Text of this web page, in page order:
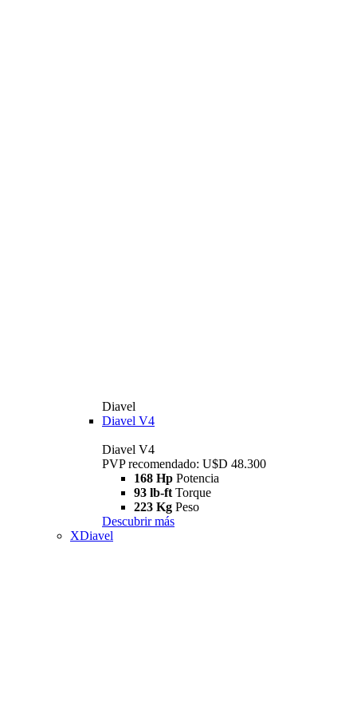
Diavel
Diavel V4
Diavel V4
PVP recomendado: U$D 48.300
168 Hp Potencia
93 lb-ft Torque
223 Kg Peso
Descubrir más
XDiavel